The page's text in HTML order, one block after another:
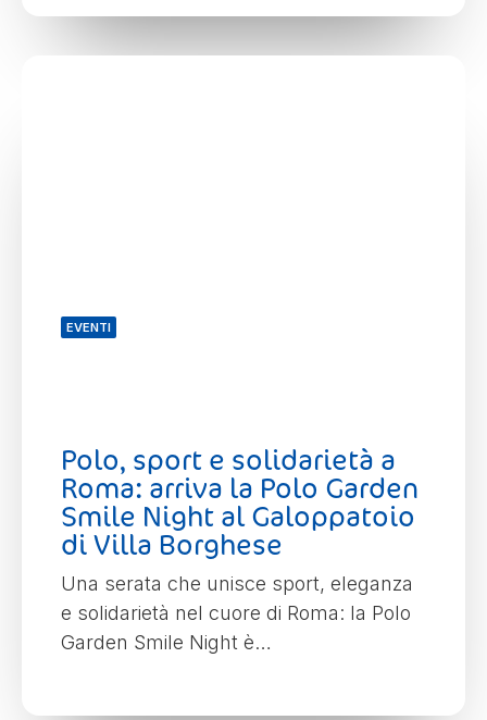
EVENTI
Polo, sport e solidarietà a
Roma: arriva la Polo Garden
Smile Night al Galoppatoio
di Villa Borghese
Una serata che unisce sport, eleganza
e solidarietà nel cuore di Roma: la Polo
Garden Smile Night è…